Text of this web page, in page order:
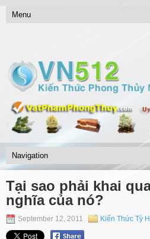
Tại sao phải khai
nghĩa của nó?
September 12, 2011 Kiến Thức Tỳ